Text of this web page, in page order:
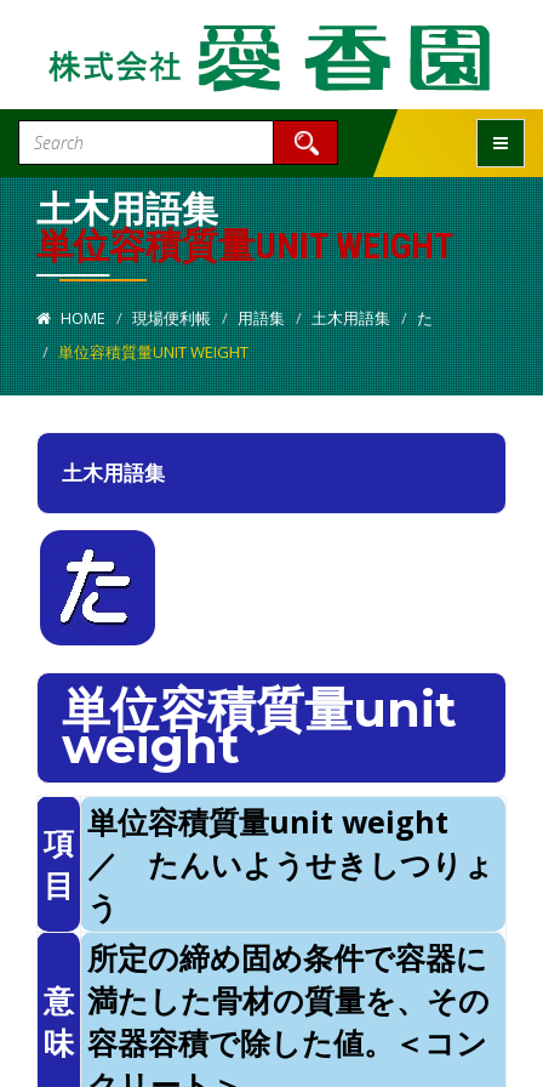
土木用語集
単位容積質量UNIT WEIGHT
HOME 現場便利帳 用語集 土木用語集
た
単位容積質量UNIT WEIGHT
土木用語集
単位容積質量unit
weight
項
目
単位容積質量unit weight
／ たんいようせきしつりょ
う
意
味
所定の締め固め条件で容器に
満たした骨材の質量を、その
容器容積で除した値。＜コン